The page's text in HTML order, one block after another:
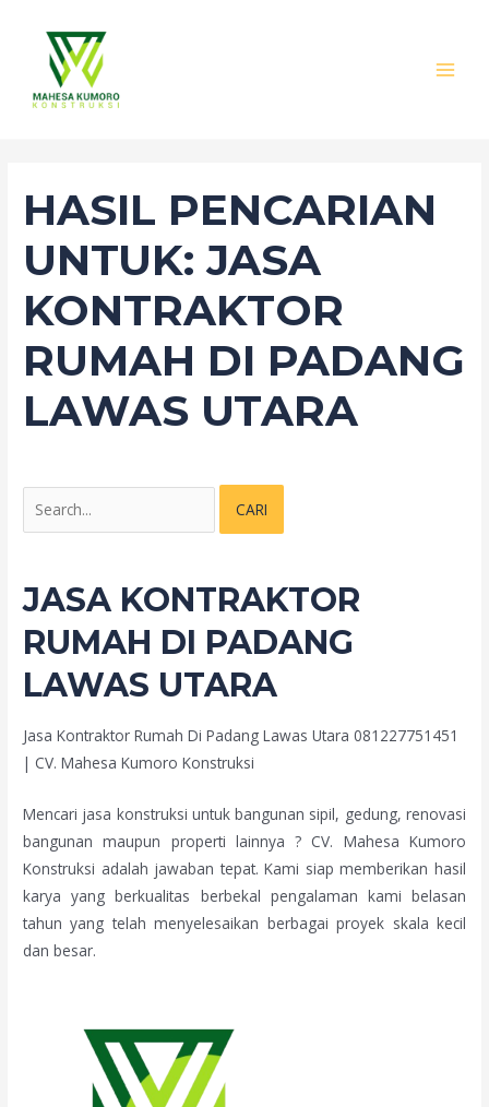
HASIL PENCARIAN
UNTUK:JASA
KONTRAKTOR
RUMAH DI PADANG
LAWAS UTARA
untuk:
JASA KONTRAKTOR
RUMAH DI PADANG
LAWAS UTARA
Jasa Kontraktor Rumah Di Padang Lawas Utara 081227751451
| CV. Mahesa Kumoro Konstruksi
Mencari jasa konstruksi untuk bangunan sipil, gedung, renovasi
bangunan maupun properti lainnya ? CV. Mahesa Kumoro
Konstruksi adalah jawaban tepat. Kami siap memberikan hasil
karya yang berkualitas berbekal pengalaman kami belasan
tahun yang telah menyelesaikan berbagai proyek skala kecil
dan besar.